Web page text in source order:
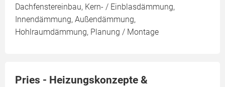
Dachfenstereinbau, Kern- / Einblasdämmung,
Innendämmung, Außendämmung,
Hohlraumdämmung, Planung / Montage
Pries - Heizungskonzepte &